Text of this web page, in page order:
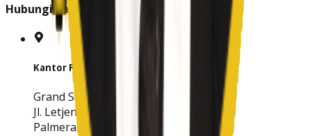
Hubungi Kami
Kantor Pusat
Grand Slipi Tower, Lt. 6
Jl. Letjen S. Parman No.Kav. 22-24,
Palmerah, Jakarta Barat 11480